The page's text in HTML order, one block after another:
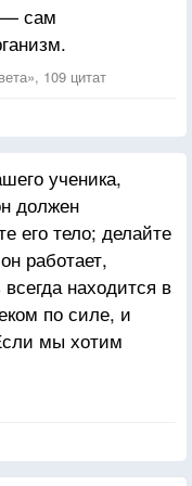
того, чтобы
человеческие
мыслью
спиной.
— сам
109 цитат
ученика,
должен
его тело; делайте
работает,
находится в
по силе, и
мы хотим
скороспелые
ни вкуса и